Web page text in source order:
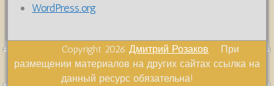
WordPress.org
Copyright 2026Дмитрий Розаков При
размещении материалов на других сайтах ссылка на
данный ресурс обязательна!